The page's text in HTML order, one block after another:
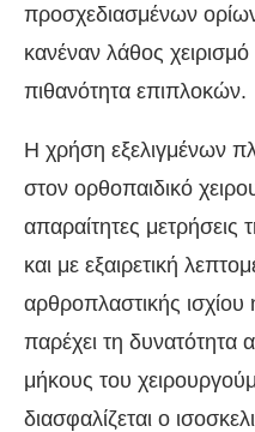
προσχεδιασμένων
κανέναν λάθος
πιθανότητα επιπλοκών.
Η χρήση εξελιγμένων
στον ορθοπαιδικό
απαραίτητες μετρήσεις
και με εξαιρετική
αρθροπλαστικής
παρέχει τη δυνατότητα
μήκους του
διασφαλίζεται ο